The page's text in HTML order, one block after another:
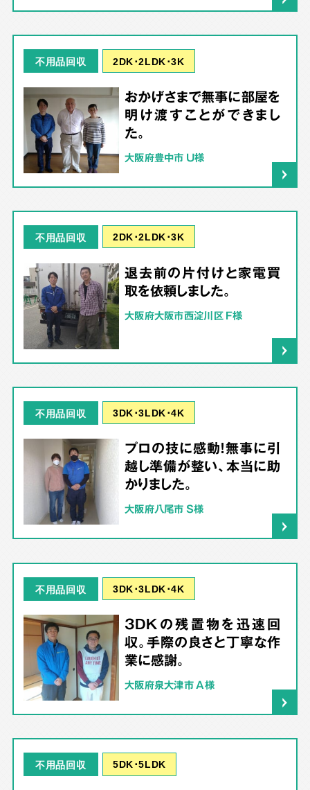
不用品回収 2DK･2LDK･3K
おかげさまで無事に部屋を
明け渡すことができまし
た。
大阪府豊中市 U様
不用品回収 2DK･2LDK･3K
退去前の片付けと家電買
取を依頼しました。
大阪府大阪市西淀川区 F様
不用品回収 3DK･3LDK･4K
プロの技に感動！無事に引
越し準備が整い、本当に助
かりました。
大阪府八尾市 S様
不用品回収 3DK･3LDK･4K
3DKの残置物を迅速回
収。手際の良さと丁寧な作
業に感謝。
大阪府泉大津市 A様
不用品回収 5DK･5LDK